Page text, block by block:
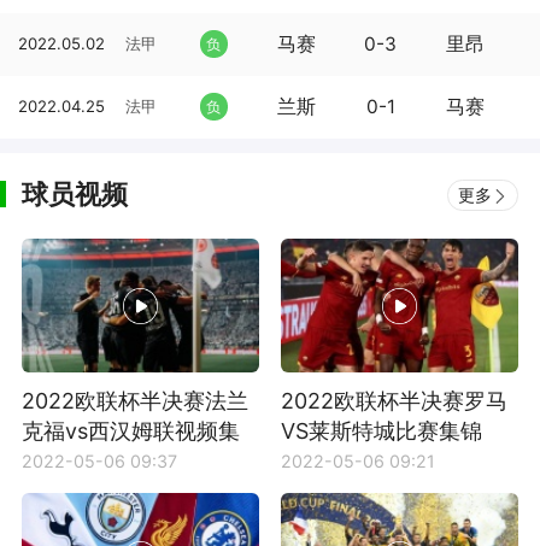
2022.05.02 法甲 负 马赛 0-3 里昂
2022.04.25 法甲 负 兰斯 0-1 马赛
球员视频 更多
2022欧联杯半决赛法兰
克福vs西汉姆联视频集
锦
2022-05-06 09:37
2022欧联杯半决赛罗马
VS莱斯特城比赛集锦
2022-05-06 09:21